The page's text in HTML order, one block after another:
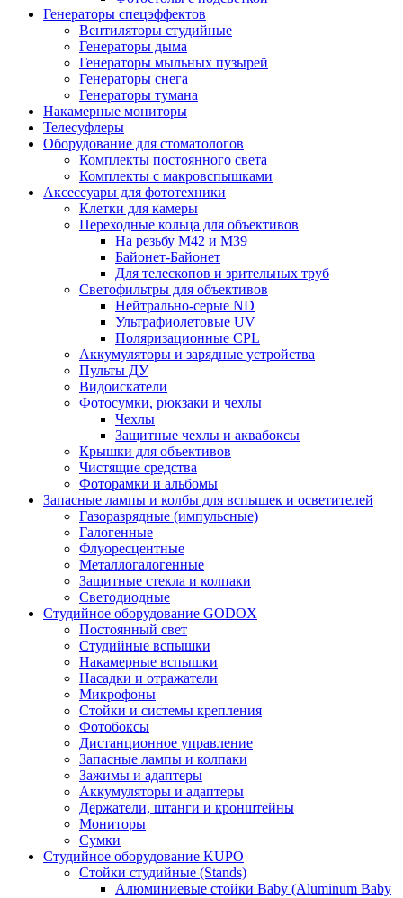
Генераторы спецэффектов
Вентиляторы студийные
Генераторы дыма
Генераторы мыльных пузырей
Генераторы снега
Генераторы тумана
Накамерные мониторы
Телесуфлеры
Оборудование для стоматологов
Комплекты постоянного света
Комплекты с макровспышками
Аксессуары для фототехники
Клетки для камеры
Переходные кольца для объективов
На резьбу М42 и М39
Байонет-Байонет
Для телескопов и зрительных труб
Светофильтры для объективов
Нейтрально-серые ND
Ультрафиолетовые UV
Поляризационные CPL
Аккумуляторы и зарядные устройства
Пульты ДУ
Видоискатели
Фотосумки, рюкзаки и чехлы
Чехлы
Защитные чехлы и аквабоксы
Крышки для объективов
Чистящие средства
Фоторамки и альбомы
Запасные лампы и колбы для вспышек и осветителей
Газоразрядные (импульсные)
Галогенные
Флуоресцентные
Металлогалогенные
Защитные стекла и колпаки
Светодиодные
Студийное оборудование GODOX
Постоянный свет
Студийные вспышки
Накамерные вспышки
Насадки и отражатели
Микрофоны
Стойки и системы крепления
Фотобоксы
Дистанционное управление
Запасные лампы и колпаки
Зажимы и адаптеры
Аккумуляторы и адаптеры
Держатели, штанги и кронштейны
Мониторы
Сумки
Студийное оборудование KUPO
Стойки студийные (Stands)
Алюминиевые стойки Baby (Aluminum Baby